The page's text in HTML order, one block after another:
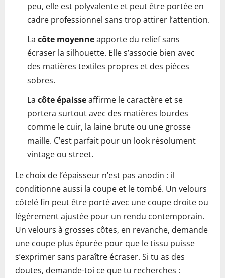
peu, elle est polyvalente et peut être portée en
cadre professionnel sans trop attirer l’attention.
La côte moyenneapporte du relief sans
écraser la silhouette. Elle s’associe bien avec
des matières textiles propres et des pièces
sobres.
La côte épaisseaffirme le caractère et se
portera surtout avec des matières lourdes
comme le cuir, la laine brute ou une grosse
maille. C’est parfait pour un look résolument
vintage ou street.
Le choix de l’épaisseur n’est pas anodin : il
conditionne aussi la coupe et le tombé. Un velours
côtelé fin peut être porté avec une coupe droite ou
légèrement ajustée pour un rendu contemporain.
Un velours à grosses côtes, en revanche, demande
une coupe plus épurée pour que le tissu puisse
s’exprimer sans paraître écraser. Si tu as des
doutes, demande-toi ce que tu recherches :